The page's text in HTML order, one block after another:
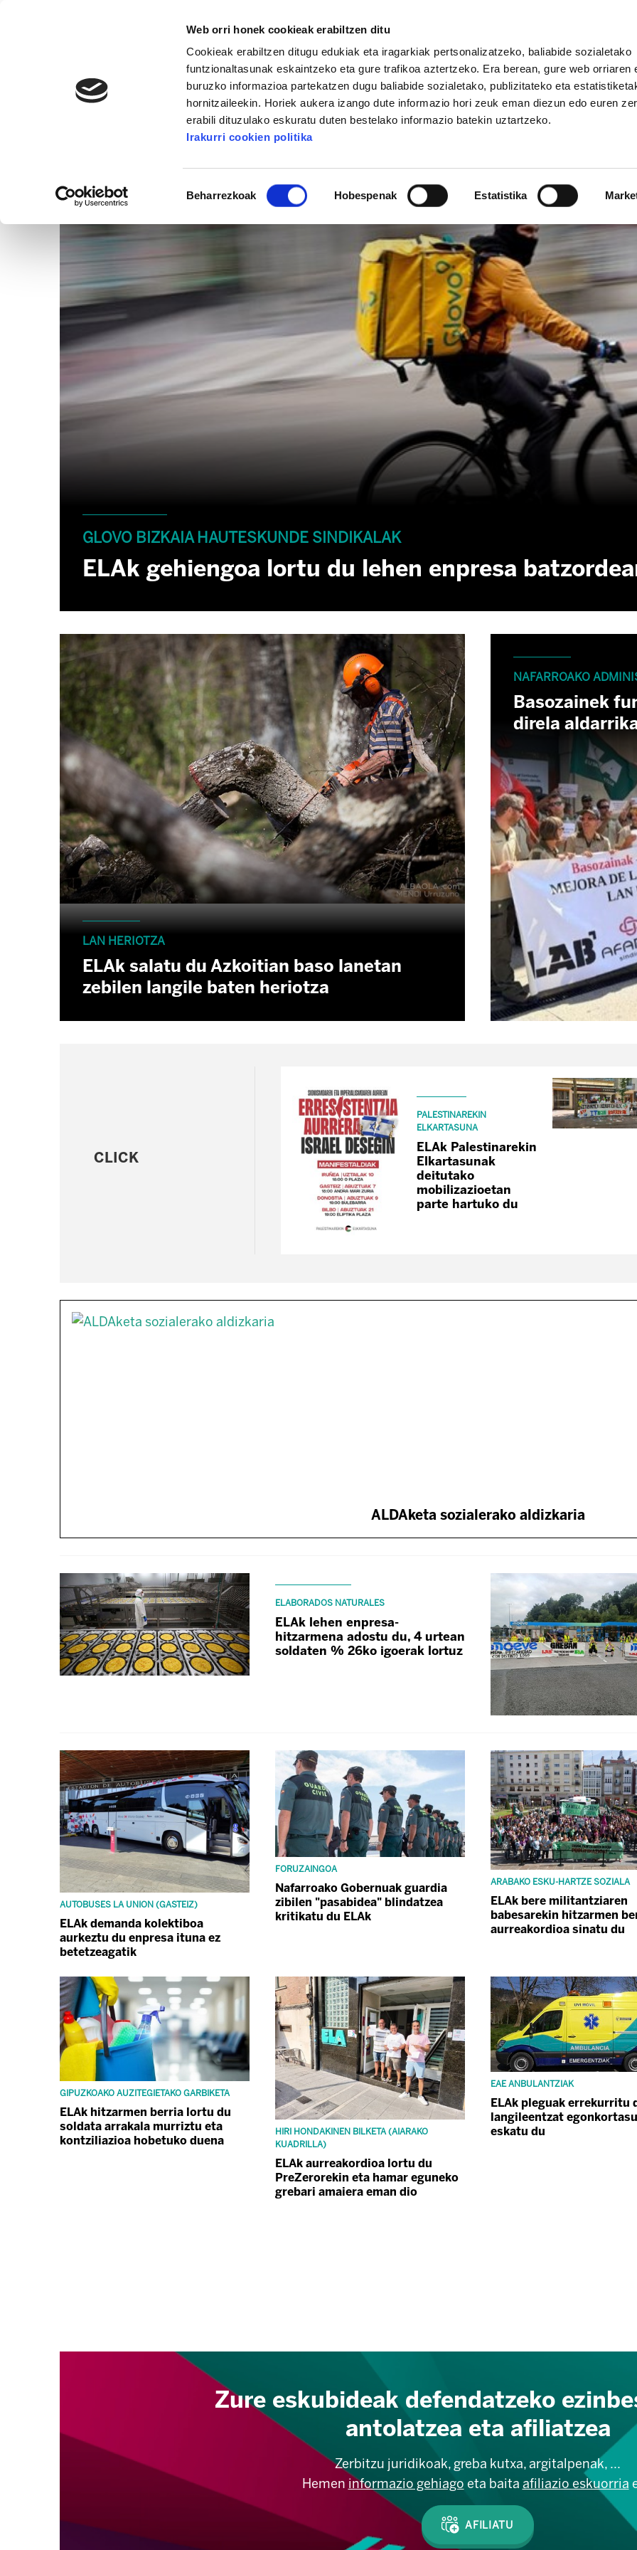
Web orri honek cookieak erabiltzen ditu
Cookieak erabiltzen ditugu edukiak eta iragarkiak pertsonalizatzeko, baliabide sozialetako
funtzionaltasunak eskaintzeko eta gure trafikoa aztertzeko. Era berean, gure web orriaren
buruzko informazioa partekatzen dugu baliabide sozialetako, publizitateko eta
hornitzaileekin. Horiek aukera izango dute informazio hori zeuk eman diezun edo euren
erabili dituzulako eskuratu duten bestelako informazio batekin uztartzeko.
Irakurri cookien politika
Beharrezkoak Hobespenak Estatistika
MANU ROBLES-ARANGIZ FUNDAZIOA BIDELAGUN FUNDAZIOA
GLOVO BIZKAIA HAUTESKUNDE SINDIKALAK
ELAk gehiengoa lortu du lehen enpresa
LAN HERIOTZA
ELAk salatu du Azkoitian baso lanetan
zebilen langile baten heriotza
NAFARROAKO
Basozainek
direla
CLICK
PALESTINAREKIN
ELKARTASUNA
ELAk Palestinarekin
Elkartasunak
deitutako
mobilizazioetan
parte hartuko du
ALDAketa sozialerako aldizkaria
ELABORADOS NATURALES
ELAk lehen enpresa-
hitzarmena adostu du, 4 urtean
soldaten % 26ko igoerak lortuz
AUTOBUSES LA UNION (GASTEIZ)
ELAk demanda kolektiboa
aurkeztu du enpresa ituna ez
betetzeagatik
FORUZAINGOA
Nafarroako Gobernuak guardia
zibilen "pasabidea" blindatzea
kritikatu du ELAk
ARABAKO ESKU-HARTZE SOZIALA
ELAk bere militantziaren
babesarekin hitzarmen
aurreakordioa sinatu du
GIPUZKOAKO AUZITEGIETAKO GARBIKETA
ELAk hitzarmen berria lortu du
soldata arrakala murriztu eta
kontziliazioa hobetuko duena
HIRI HONDAKINEN BILKETA (AIARAKO
KUADRILLA)
ELAk aurreakordioa lortu du
PreZerorekin eta hamar eguneko
grebari amaiera eman dio
EAE ANBULANTZIAK
ELAk pleguak errekurritu
langileentzat
eskatu du
Zure eskubideak defendatzeko
antolatzea eta afiliatzea
Zerbitzu juridikoak, greba kutxa, argitalpenak, ...
Hemen informazio gehiago eta baita afiliazio eskuorria
AFILIATU